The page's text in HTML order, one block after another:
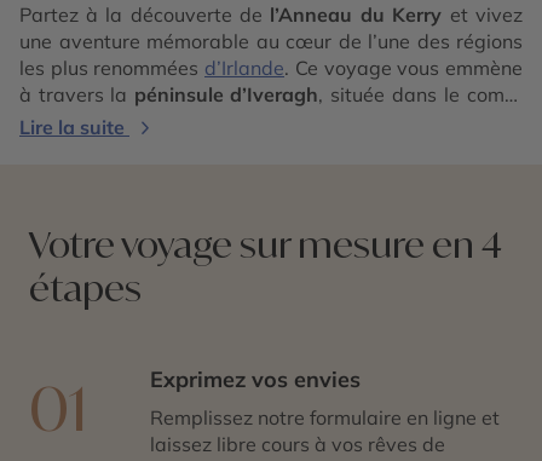
Partez à la découverte de l’Anneau du Kerry et vivez
une aventure mémorable au cœur de l’une des régions
les plus renommées d’Irlande. Ce voyage vous emmène
à travers la péninsule d’Iveragh, située dans le comté
de Kerry, au sud-ouest du pays. Sur ce parcours, vous
Glenbeigh et Cahersiveen. Pendant votre voyage à
travers l’Anneau du Kerry, laissez-vous captiver par les
rivières qui traversent les villages comme Sneem.
Découvrez les célèbres lacs de Killarney nichés au cœur
arrêter aux points remarquables, tels que le
panoramique ‘Molls’ Gap‘, qui offre une vue
spectaculaire sur les montagnes. Depuis ‘Ladies View’,
Lire la suite
Votre voyage sur mesure en 4
étapes
01 Exprimez vos envies
Remplissez notre formulaire en ligne et
laissez libre cours à vos rêves de